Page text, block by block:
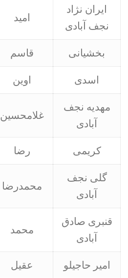
ایران نژاد
نجف آبادی
امید
بخشیانی قاسم
اسدی اوین
مهدیه نجف
آبادی
غلامحسین
کریمی رضا
گلی نجف
آبادی
محمدرضا
قنبری صادق
آبادی
محمد
امیر حاجیلو عقیل